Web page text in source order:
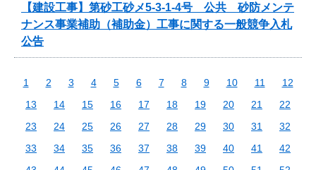
【建設工事】第砂工砂メ5-3-1-4号 公共 砂防メンテ
ナンス事業補助（補助金）工事に関する一般競争入札
公告
1 2 3 4 5 6 7 8 9 10 11
12
13
14 15 16 17 18 19 20 21
22
23
24 25 26 27 28 29 30 31
32
33
34 35 36 37 38 39 40 41
42